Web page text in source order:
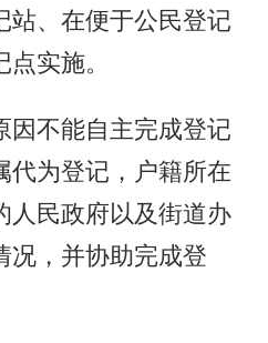
站、在便于公民登记
实施。
因不能自主完成登记
代为登记，户籍所在
人民政府以及街道办
况，并协助完成登